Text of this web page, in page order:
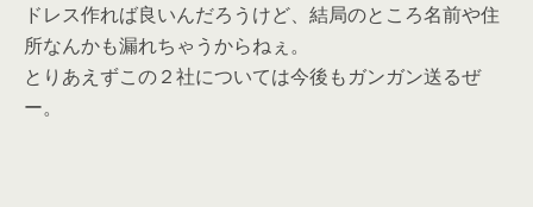
ドレス作れば良いんだろうけど、結局のところ名前や住
所なんかも漏れちゃうからねぇ。
とりあえずこの２社については今後もガンガン送るぜ
ー。